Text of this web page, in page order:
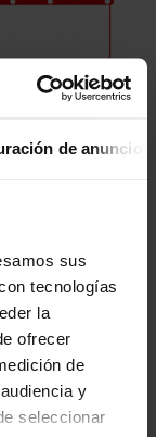
de anuncios
sus
tecnologías
la
ofrecer
de
y
seleccionar
L-10
en sentido
urbanos de